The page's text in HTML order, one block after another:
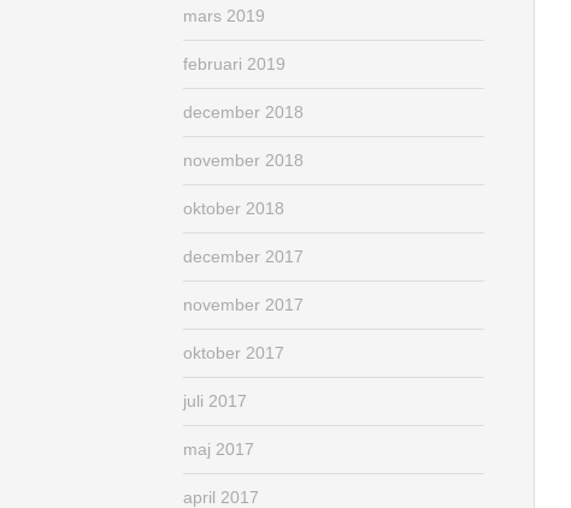
mars 2019
februari 2019
december 2018
november 2018
oktober 2018
december 2017
november 2017
oktober 2017
juli 2017
maj 2017
april 2017